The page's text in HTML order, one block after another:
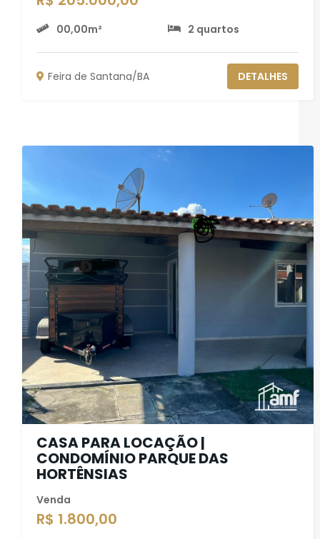
00,00m² 2 quartos
Feira de Santana/BA DETALHES
CASA PARA LOCAÇÃO |
CONDOMÍNIO PARQUE DAS
HORTÊNSIAS
Venda
R$ 1.800,00